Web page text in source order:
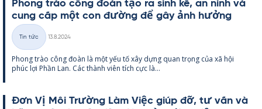
Phong trào công đoàn tạo ra sinh kế, an ninh và
cung cấp một con đường để gây ảnh hưởng
Thể
loại
Tin tức
13.8.2024
Phong trào công đoàn là một yếu tố xây dựng quan trọng của xã hội
phúc lợi Phần Lan. Các thành viên tích cực là...
Đơn Vị Môi Trường Làm Việc giúp đỡ, tư vấn và